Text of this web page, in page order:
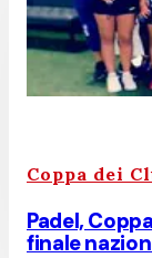
Coppa dei
Padel,
finale